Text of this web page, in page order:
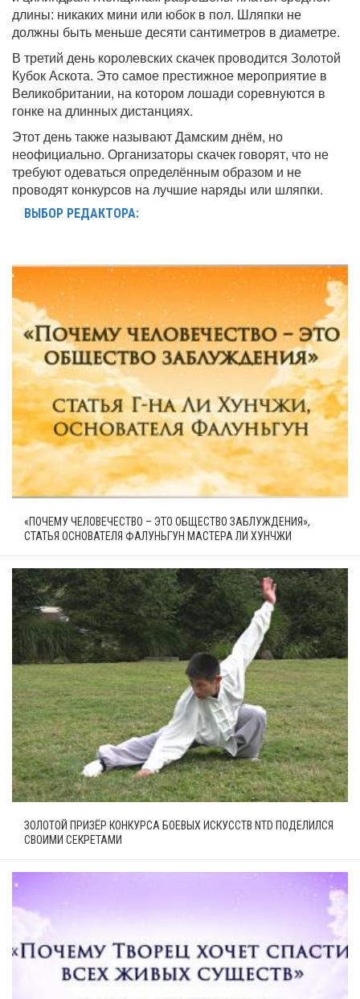
длины: никаких мини или юбок в пол. Шляпки не
должны быть меньше десяти сантиметров в диаметре.
В третий день королевских скачек проводится Золотой
Кубок Аскота. Это самое престижное мероприятие в
Великобритании, на котором лошади соревнуются в
гонке на длинных дистанциях.
Этот день также называют Дамским днём, но
неофициально. Организаторы скачек говорят, что не
требуют одеваться определённым образом и не
проводят конкурсов на лучшие наряды или шляпки.
ВЫБОР РЕДАКТОРА:
«ПОЧЕМУ ЧЕЛОВЕЧЕСТВО – ЭТО ОБЩЕСТВО ЗАБЛУЖДЕНИЯ»,
СТАТЬЯ ОСНОВАТЕЛЯ ФАЛУНЬГУН МАСТЕРА ЛИ ХУНЧЖИ
ЗОЛОТОЙ ПРИЗЁР КОНКУРСА БОЕВЫХ ИСКУССТВ NTD ПОДЕЛИЛСЯ
СВОИМИ СЕКРЕТАМИ